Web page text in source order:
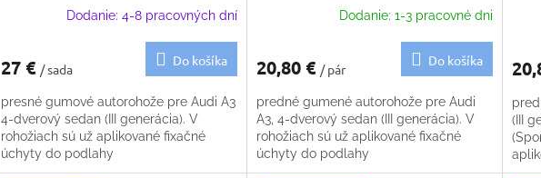
Dodanie: 4-8 pracovných dní
27 € / sada
Do košíka
presné gumové autorohože pre Audi A3
4-dverový sedan (III generácia). V
rohožiach sú už aplikované fixačné
úchyty do podlahy
Dodanie: 1-3 pracovné dni
20,80 € / pár
Do košíka
predné gumené autorohože pre Audi
A3, 4-dverový sedan (III generácia). V
rohožiach sú už aplikované fixačné
úchyty do podlahy
(III